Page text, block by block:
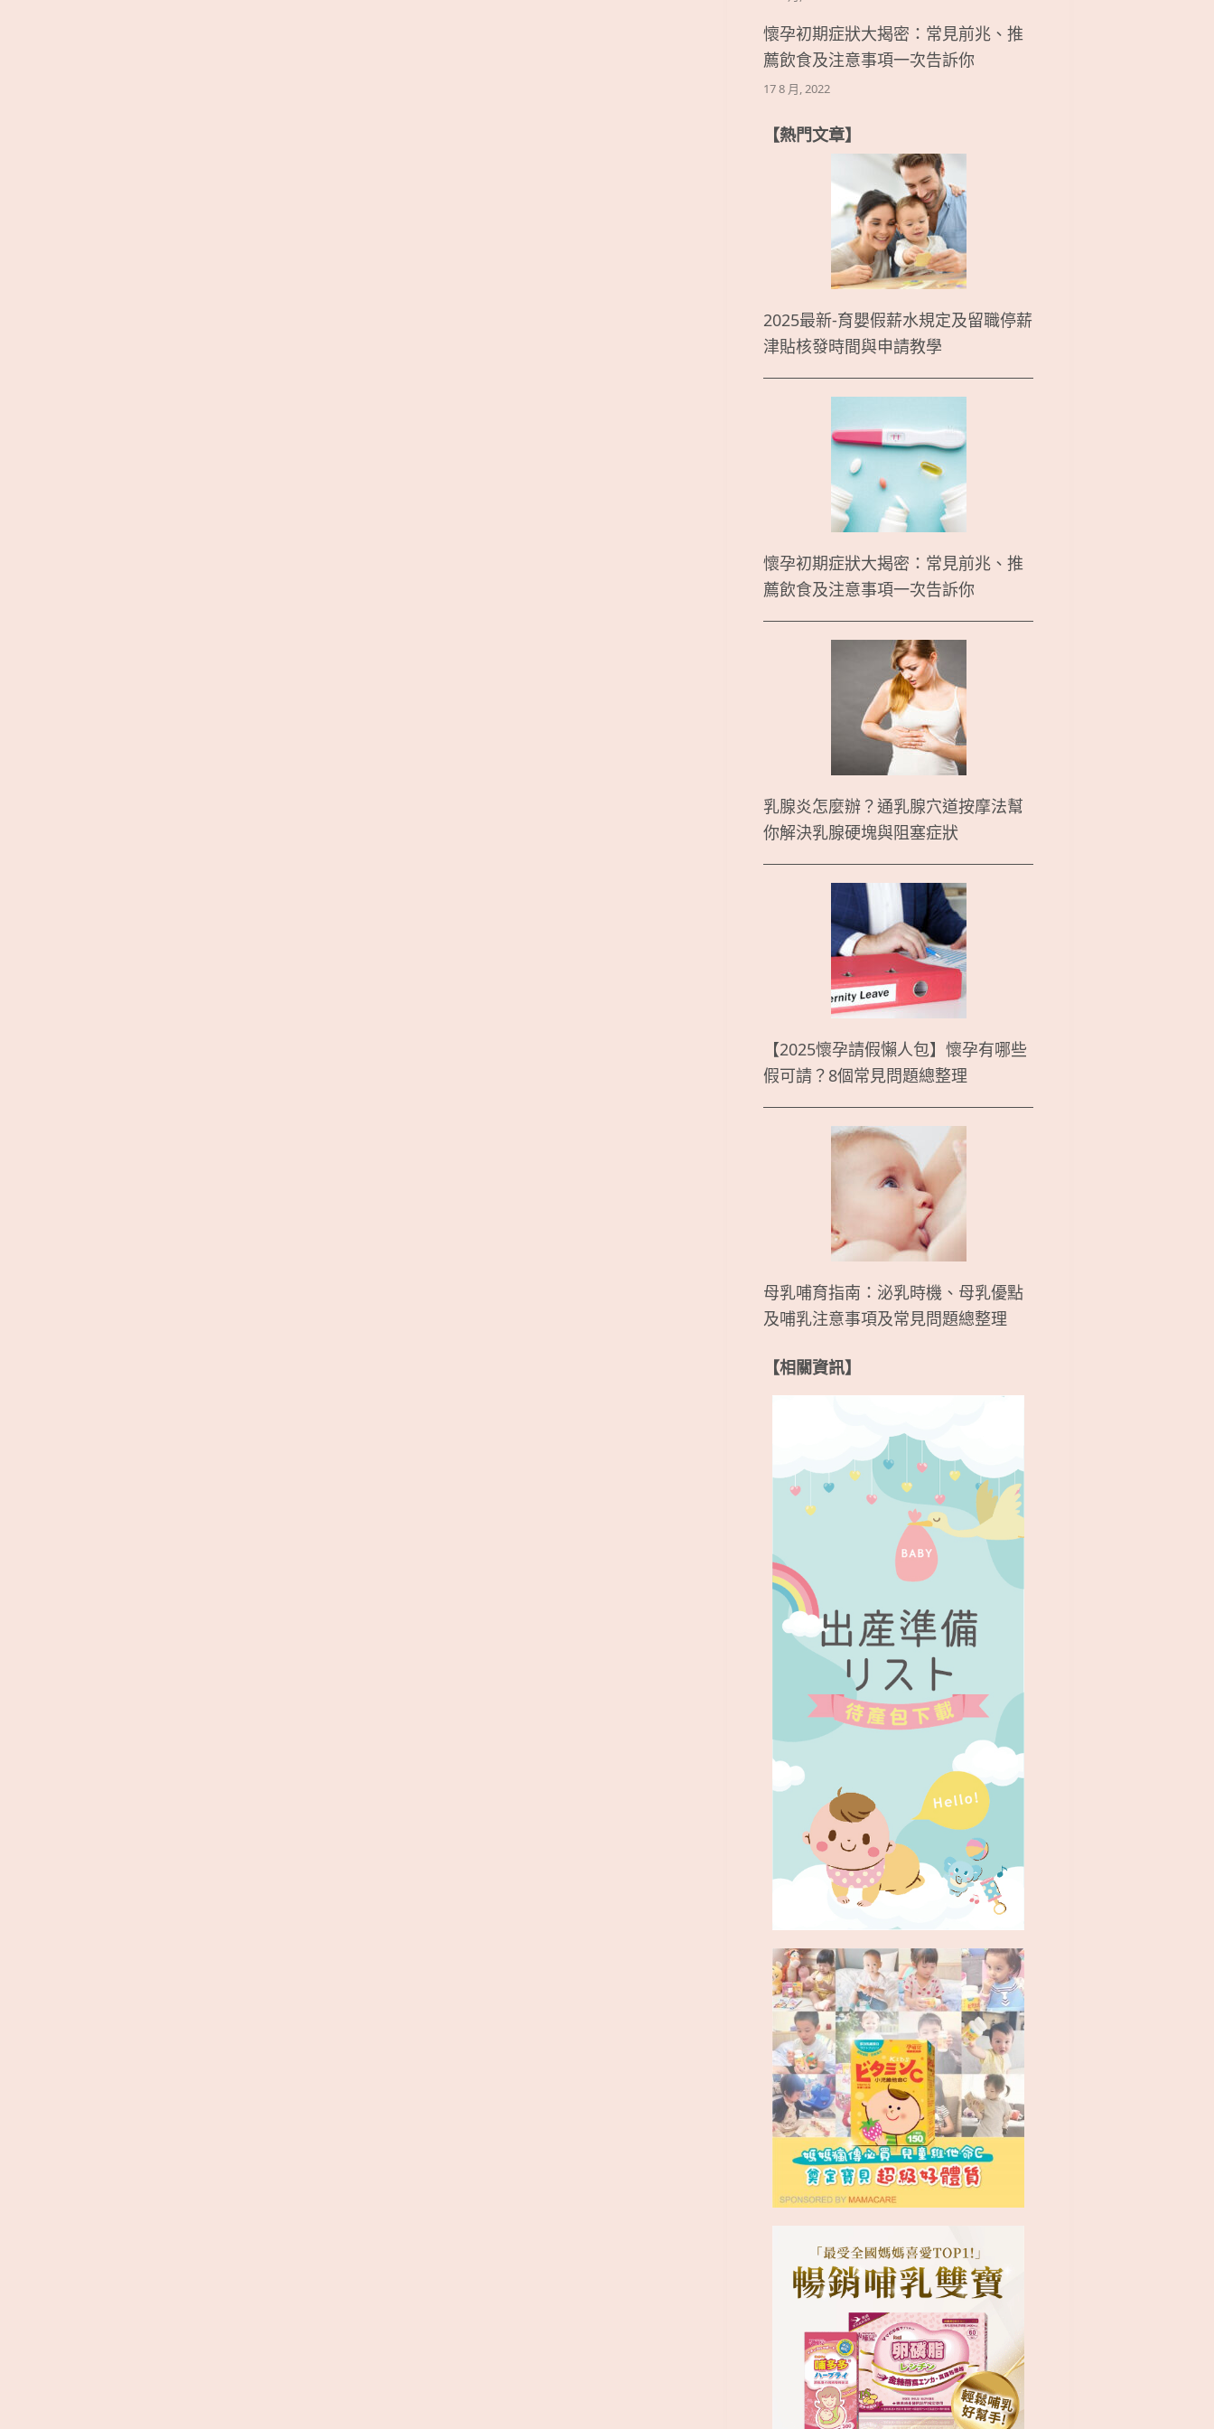
懷孕初期症狀大揭密：常見前兆、推
薦飲食及注意事項一次告訴你
17 8 月, 2022
【熱門文章】
2025最新-育嬰假薪水規定及留職停薪
津貼核發時間與申請教學
懷孕初期症狀大揭密：常見前兆、推
薦飲食及注意事項一次告訴你
乳腺炎怎麼辦？通乳腺穴道按摩法幫
你解決乳腺硬塊與阻塞症狀
【2025懷孕請假懶人包】懷孕有哪些
假可請？8個常見問題總整理
母乳哺育指南：泌乳時機、母乳優點
及哺乳注意事項及常見問題總整理
【相關資訊】